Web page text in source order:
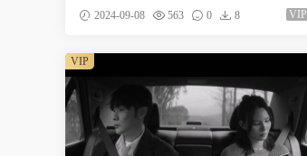
2024-09-08 563 0 8 VIP
VIP